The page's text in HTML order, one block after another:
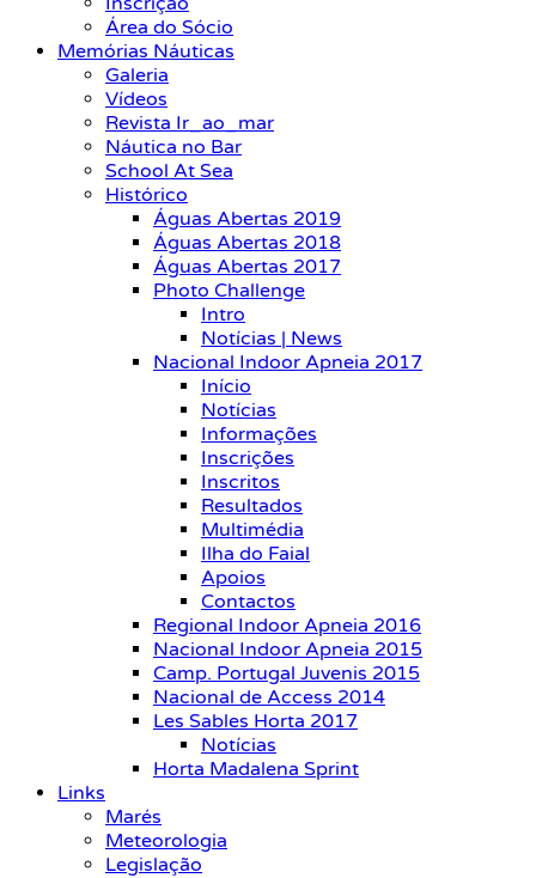
Área do Sócio
Memórias Náuticas
Galeria
Vídeos
Revista Ir_ao_mar
Náutica no Bar
School At Sea
Histórico
Águas Abertas 2019
Águas Abertas 2018
Águas Abertas 2017
Photo Challenge
Intro
Notícias | News
Nacional Indoor Apneia 2017
Início
Notícias
Informações
Inscrições
Inscritos
Resultados
Multimédia
Ilha do Faial
Apoios
Contactos
Regional Indoor Apneia 2016
Nacional Indoor Apneia 2015
Camp. Portugal Juvenis 2015
Nacional de Access 2014
Les Sables Horta 2017
Notícias
Horta Madalena Sprint
Links
Marés
Meteorologia
Legislação